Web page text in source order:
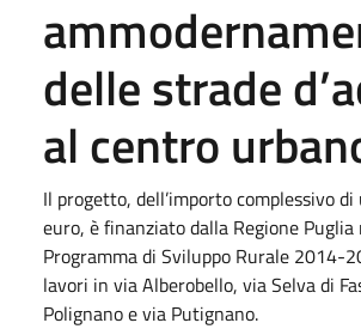
delle strade
al centro
Il progetto, dell’importo complessivo
euro, è finanziato dalla Regione Puglia
Programma di Sviluppo Rurale 2014-
lavori in via Alberobello, via Selva di
Polignano e via Putignano.